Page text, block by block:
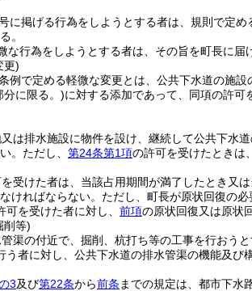
に掲げる行為をしようとする者は、規則で定め
。
な行為をしようとする者は、その旨を町長に届
更)
例で定める軽微な変更とは、公共下水道の施
分に限る。)に対する添加であって、同項の許可
は排水施設に物件を設け、継続して公共下水
。 ただし、 第24条第1項の許可を受けたときは
受けた者は、当該占用期間が満了したとき又
ければならない。 ただし、町長が原状回復の
可を受けた者に対し、 前項の原状回復又は原状
削等)
渠の付近で、掘削、杭打ち等の工事を行おう
う者に対し、公共下水道の排水管渠の機能及び
3及び第22条から前条 までの規定は、都市下水